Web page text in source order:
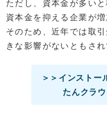
ただし、資本金が多い
資本金を抑える企業が
そのため、近年では取
きな影響がないともされ
＞＞インストー
たんクラ